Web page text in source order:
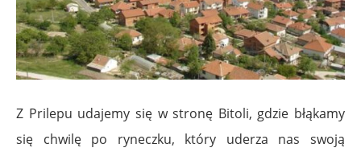
Z Prilepu udajemy się w stronę Bitoli, gdzie błąkamy
się chwilę po ryneczku, który uderza nas swoją